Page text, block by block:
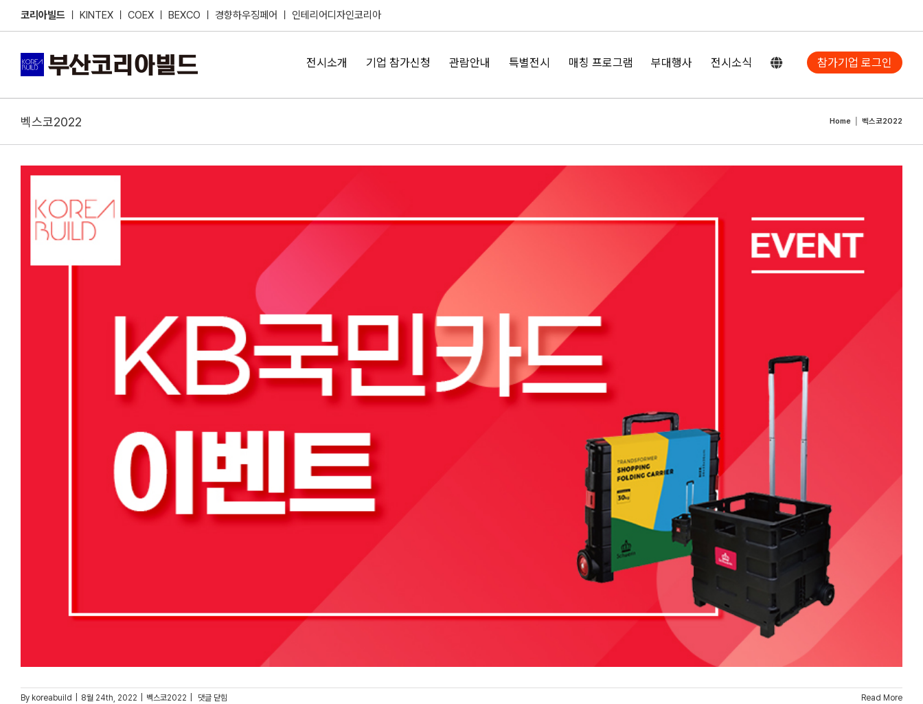
코리아빌드 ㅣ KINTEX ㅣ COEX ㅣ BEXCO ㅣ 경향하우징페어 ㅣ 인테리어디자인코리아
전시소개 기업 참가신청 관람안내 특별전시 매칭 프로그램 부대행사 전시소식 참가기업 로그인
벡스코2022 Home 벡스코2022
By koreabuild 8월 24th, 2022 벡스코2022
KB
댓글 닫힘 Read More